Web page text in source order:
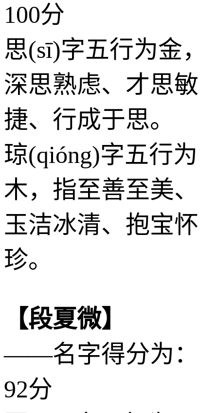
100分
思(sī)字五行为金，
深思熟虑、才思敏
捷、行成于思。
琼(qióng)字五行为
木，指至善至美、
玉洁冰清、抱宝怀
珍。
【段夏微】
——名字得分为：
92分